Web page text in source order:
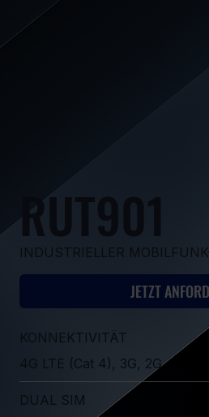
RUT901
INDUSTRIELLER
JETZT
KONNEKTIVITÄT
4G LTE (Cat 4), 3G, 2G
DUAL SIM